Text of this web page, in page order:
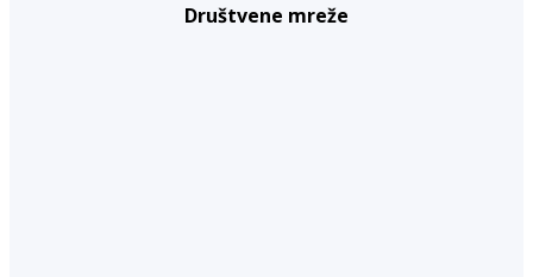
Društvene mreže